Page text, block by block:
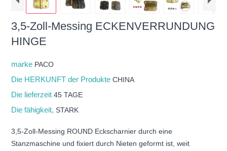
3,5-Zoll-Messing ECKENVERRUNDUNG
HINGE
marke PACO
Die HERKUNFT der ProdukteCHINA
Die lieferzeit45 TAGE
Die fähigkeit,STARK
3,5-Zoll-Messing ROUND Eckscharnier durch eine
Stanzmaschine und fixiert durch Nieten geformt ist, weit